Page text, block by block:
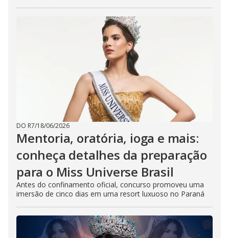
DO R7/18/06/2026
Mentoria, oratória, ioga e mais:
conheça detalhes da preparação
para o Miss Universe Brasil
Antes do confinamento oficial, concurso promoveu uma
imersão de cinco dias em uma resort luxuoso no Paraná